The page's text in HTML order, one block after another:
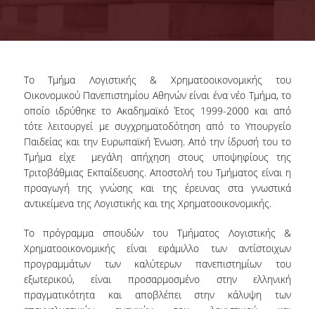
ΔΙΕΘΝΕΙΣ ΣΥΝΕΡΓΑΣΙΕΣ ΜΕ ΠΑΝΕΠΙΣΤΗΜΙΑ
ΤΟΥ ΕΞΩΤΕΡΙΚΟΥ
ΔΙΟΡΓΑΝΩΣΗ ΣΥΝΕΔΡΙΩΝ
ΑΝΘΡΩΠΙΝΟ ΔΥΝΑΜΙΚΟ
ΜΕΛΗ ΔΕΠ
Ε.Τ.Ε.Π.
Ε.ΔΙ.Π
Το Τμήμα Λογιστικής & Χρηματοοικονομικής του
Οικονομικού Πανεπιστημίου Αθηνών είναι ένα νέο Τμήμα, το
οποίο ιδρύθηκε το Ακαδημαϊκό Έτος 1999-2000 και από
τότε λειτουργεί με συγχρηματοδότηση από το Υπουργείο
Παιδείας και την Ευρωπαϊκή Ένωση. Από την ίδρυσή του το
Τμήμα είχε μεγάλη απήχηση στους υποψηφίους της
Τριτοβάθμιας Εκπαίδευσης. Αποστολή του Τμήματος είναι η
προαγωγή της γνώσης και της έρευνας στα γνωστικά
αντικείμενα της Λογιστικής και της Χρηματοοικονομικής.
Το πρόγραμμα σπουδών του Τμήματος Λογιστικής &
Χρηματοοικονομικής είναι εφάμιλλο των αντίστοιχων
προγραμμάτων των καλύτερων πανεπιστημίων του
εξωτερικού, είναι προσαρμοσμένο στην ελληνική
πραγματικότητα και αποβλέπει στην κάλυψη των